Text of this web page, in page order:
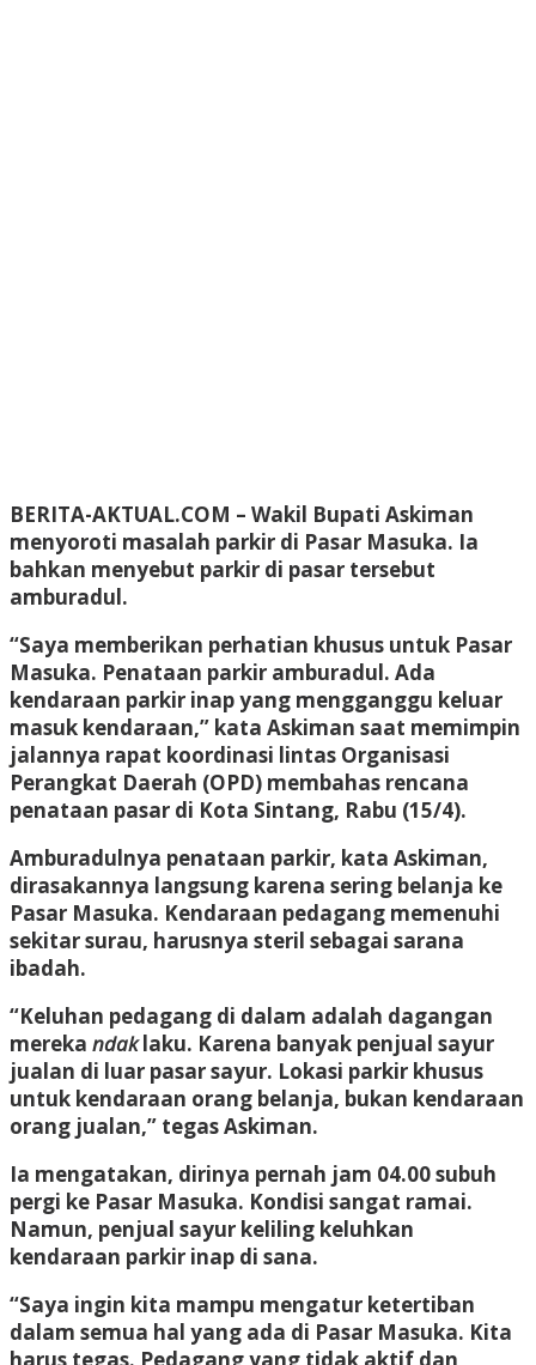
BERITA-AKTUAL.COM – Wakil Bupati Askiman
menyoroti masalah parkir di Pasar Masuka. Ia
bahkan menyebut parkir di pasar tersebut
amburadul.
“Saya memberikan perhatian khusus untuk Pasar
Masuka. Penataan parkir amburadul. Ada
kendaraan parkir inap yang mengganggu keluar
masuk kendaraan,” kata Askiman saat memimpin
jalannya rapat koordinasi lintas Organisasi
Perangkat Daerah (OPD) membahas rencana
penataan pasar di Kota Sintang, Rabu (15/4).
Amburadulnya penataan parkir, kata Askiman,
dirasakannya langsung karena sering belanja ke
Pasar Masuka. Kendaraan pedagang memenuhi
sekitar surau, harusnya steril sebagai sarana
ibadah.
“Keluhan pedagang di dalam adalah dagangan
mereka ndaklaku. Karena banyak penjual sayur
jualan di luar pasar sayur. Lokasi parkir khusus
untuk kendaraan orang belanja, bukan kendaraan
orang jualan,” tegas Askiman.
Ia mengatakan, dirinya pernah jam 04.00 subuh
pergi ke Pasar Masuka. Kondisi sangat ramai.
Namun, penjual sayur keliling keluhkan
kendaraan parkir inap di sana.
“Saya ingin kita mampu mengatur ketertiban
dalam semua hal yang ada di Pasar Masuka. Kita
harus tegas. Pedagang yang tidak aktif dan